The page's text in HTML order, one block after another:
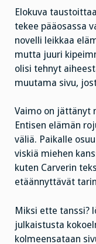
Elokuva
tekee pääosassa
novelli leikkaa
mutta juuri
olisi tehnyt
muutama sivu,
Vaimo on jättänyt
Entisen elämän
väliä. Paikalle
viskiä miehen
kuten Carverin
etäännyttävät
Miksi ette tanssi?
julkaistusta
kolmeensataan